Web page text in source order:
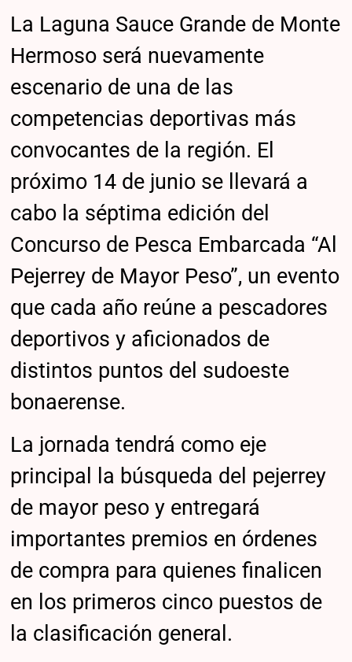
La Laguna Sauce Grande de Monte
Hermoso será nuevamente
escenario de una de las
competencias deportivas más
convocantes de la región. El
próximo 14 de junio se llevará a
cabo la séptima edición del
Concurso de Pesca Embarcada “Al
Pejerrey de Mayor Peso”, un evento
que cada año reúne a pescadores
deportivos y aficionados de
distintos puntos del sudoeste
bonaerense.
La jornada tendrá como eje
principal la búsqueda del pejerrey
de mayor peso y entregará
importantes premios en órdenes
de compra para quienes finalicen
en los primeros cinco puestos de
la clasificación general.